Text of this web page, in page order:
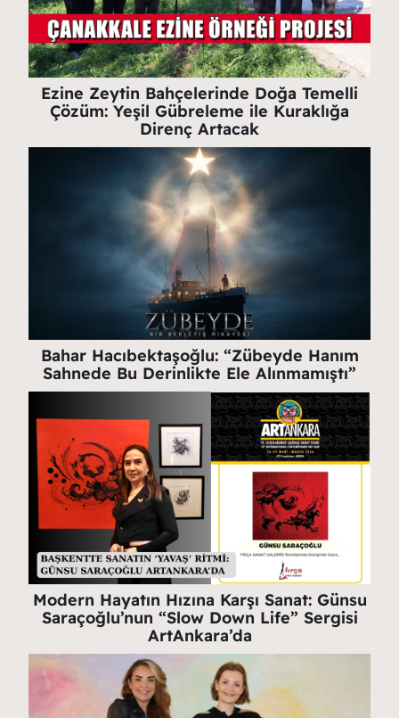
Ezine Zeytin Bahçelerinde Doğa Temelli
Çözüm: Yeşil Gübreleme ile Kuraklığa
Direnç Artacak
Bahar Hacıbektaşoğlu: “Zübeyde Hanım
Sahnede Bu Derinlikte Ele Alınmamıştı”
Modern Hayatın Hızına Karşı Sanat: Günsu
Saraçoğlu’nun “Slow Down Life” Sergisi
ArtAnkara’da